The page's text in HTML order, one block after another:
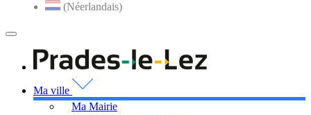
(Néerlandais)
MENU
PRINCIPAL
Ma ville
Ma Mairie